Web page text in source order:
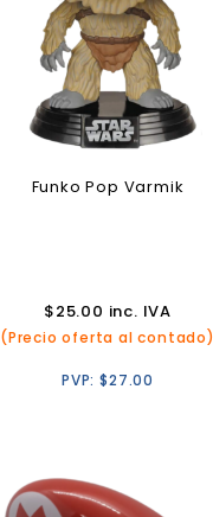
Funko Pop Varmik
$25.00 inc. IVA
(Precio oferta al contado)
PVP:$27.00